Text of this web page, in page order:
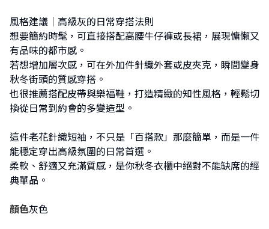
風格建議｜高級灰的日常穿搭法則
想要簡約時髦，可直接搭配高腰牛仔褲或長裙，展現慵懶又
有品味的都市感。
若想增加層次感，可在外加件針織外套或皮夾克，瞬間變身
秋冬街頭的質感穿搭。
也很推薦搭配皮帶與樂福鞋，打造精緻的知性風格，輕鬆切
換從日常到約會的多變造型。
這件老花針織短袖，不只是「百搭款」那麼簡單，而是一件
能穩定穿出高級氛圍的日常首選。
柔軟、舒適又充滿質感，是你秋冬衣櫃中絕對不能缺席的經
典單品。
顏色灰色